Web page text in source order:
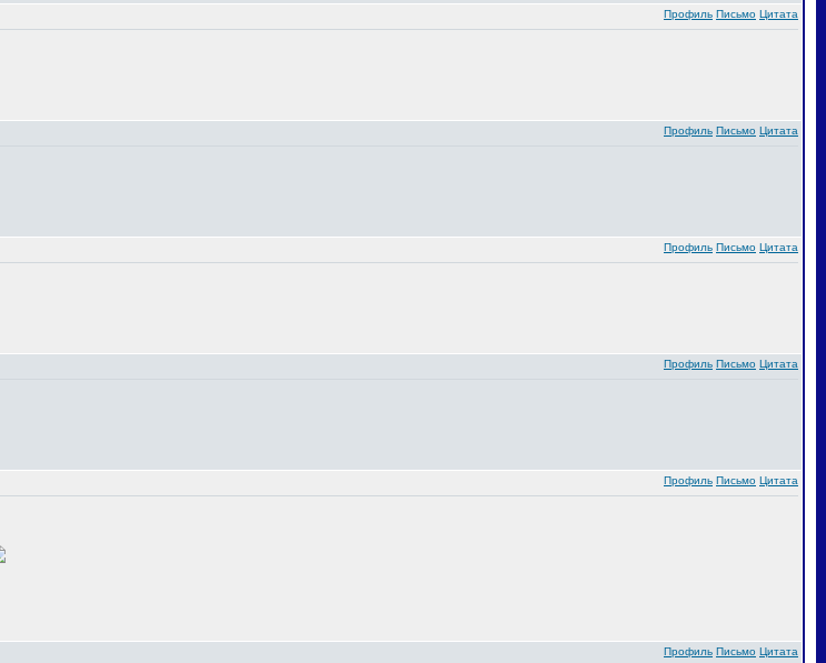
Профиль Письмо Цитата
Профиль Письмо Цитата
Профиль Письмо Цитата
Профиль Письмо Цитата
Профиль Письмо Цитата
Профиль Письмо Цитата